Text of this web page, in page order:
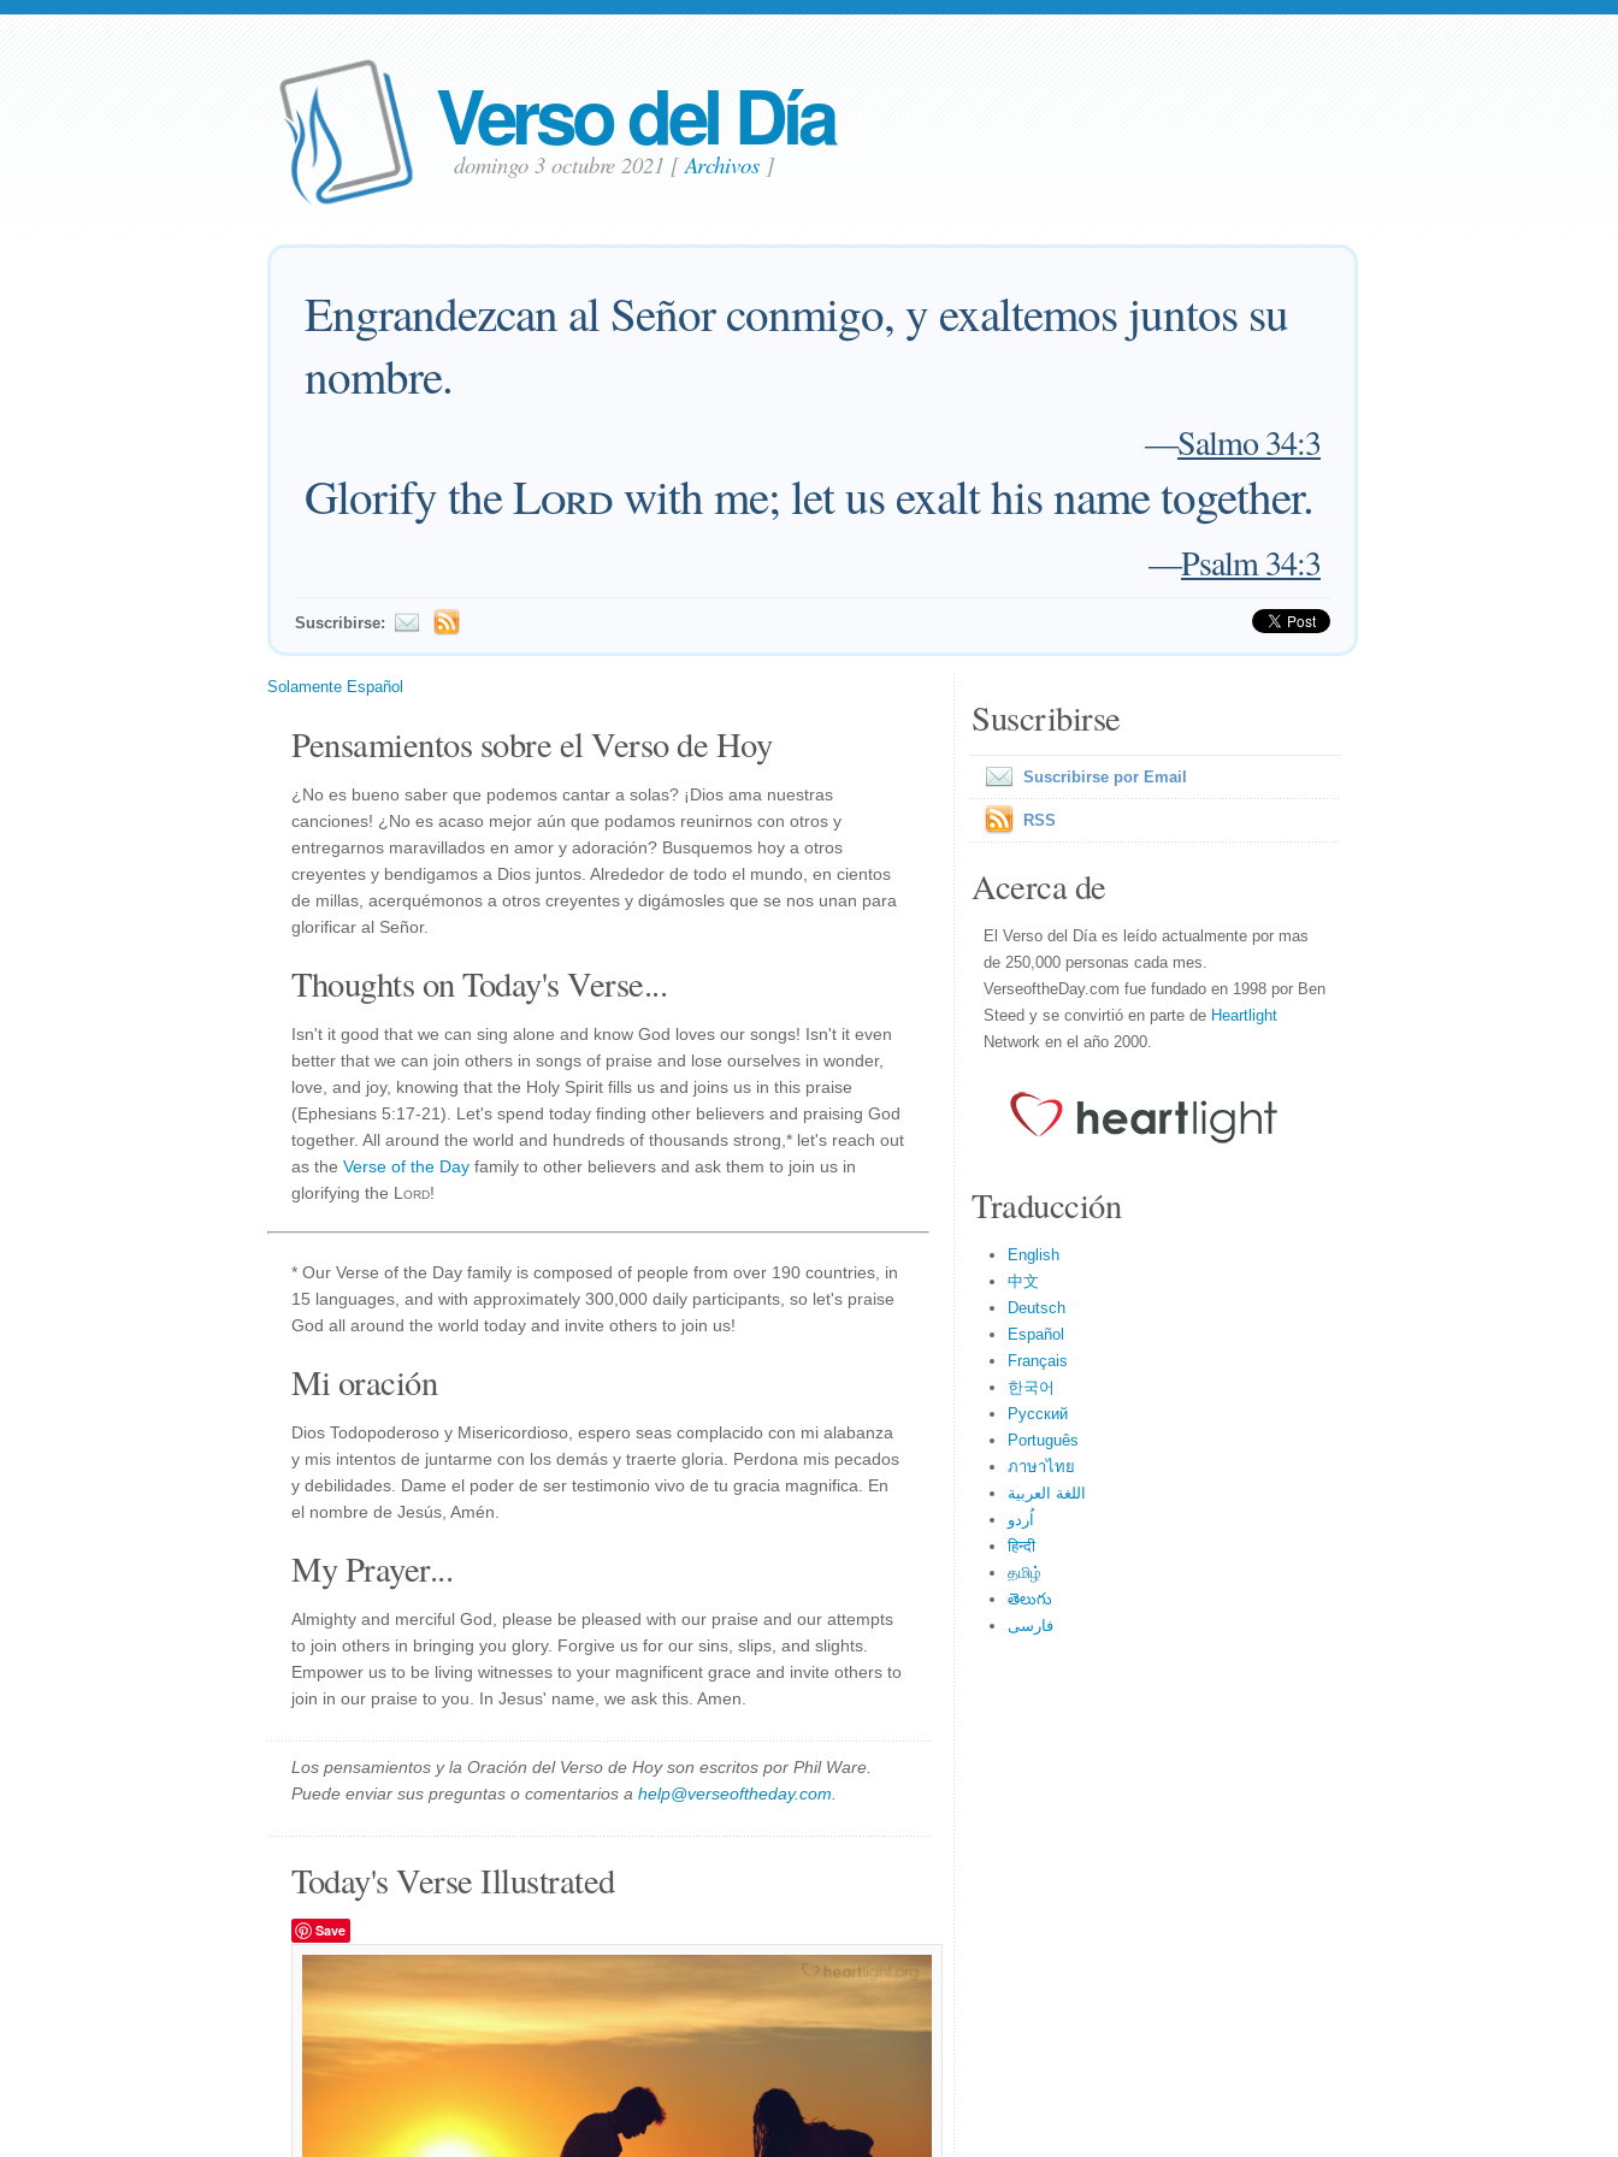
Verso del Día
domingo 3 octubre 2021 [Archivos]
Engrandezcan al Señor conmigo, y exaltemos juntos su
nombre.
—Salmo 34:3
Glorify theLordwith me; let us exalt his name together.
—Psalm 34:3
Suscribirse:
Solamente Español
Pensamientos sobre el Verso de Hoy
¿No es bueno saber que podemos cantar a solas? ¡Dios ama nuestras
canciones! ¿No es acaso mejor aún que podamos reunirnos con otros y
entregarnos maravillados en amor y adoración? Busquemos hoy a otros
creyentes y bendigamos a Dios juntos. Alrededor de todo el mundo, en cientos
de millas, acerquémonos a otros creyentes y digámosles que se nos unan para
glorificar al Señor.
Thoughts on Today's Verse...
Isn't it good that we can sing alone and know God loves our songs! Isn't it even
better that we can join others in songs of praise and lose ourselves in wonder,
love, and joy, knowing that the Holy Spirit fills us and joins us in this praise
(Ephesians 5:17-21). Let's spend today finding other believers and praising God
together. All around the world and hundreds of thousands strong,* let's reach out
as the Verse of the Day family to other believers and ask them to join us in
glorifying the Lord!
* Our Verse of the Day family is composed of people from over 190 countries, in
15 languages, and with approximately 300,000 daily participants, so let's praise
God all around the world today and invite others to join us!
Mi oración
Dios Todopoderoso y Misericordioso, espero seas complacido con mi alabanza
y mis intentos de juntarme con los demás y traerte gloria. Perdona mis pecados
y debilidades. Dame el poder de ser testimonio vivo de tu gracia magnifica. En
el nombre de Jesús, Amén.
My Prayer...
Almighty and merciful God, please be pleased with our praise and our attempts
to join others in bringing you glory. Forgive us for our sins, slips, and slights.
Empower us to be living witnesses to your magnificent grace and invite others to
join in our praise to you. In Jesus' name, we ask this. Amen.
Los pensamientos y la Oración del Verso de Hoy son escritos por Phil Ware.
Puede enviar sus preguntas o comentarios a help@verseoftheday.com
Today's Verse Illustrated
Save
Suscribirse
Suscribirse por Email
RSS
Acerca de
El Verso del Día es leído actualmente por mas
de 250,000 personas cada mes.
VerseoftheDay.com fue fundado en 1998 por Ben
Steed y se convirtió en parte de Heartlight
Network en el año 2000.
Traducción
English
中文
Deutsch
Español
Français
한국어
Русский
Português
ภาษาไทย
اللغة العربية
اُردو
हिन्दी
தமிழ்
తెలుగు
فارسی